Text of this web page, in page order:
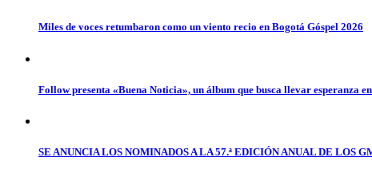
Miles de voces retumbaron como un viento recio en Bogotá Góspel 2026
Follow presenta «Buena Noticia», un álbum que busca llevar esperanza
SE ANUNCIA LOS NOMINADOS A LA 57.ª EDICIÓN ANUAL DE LOS